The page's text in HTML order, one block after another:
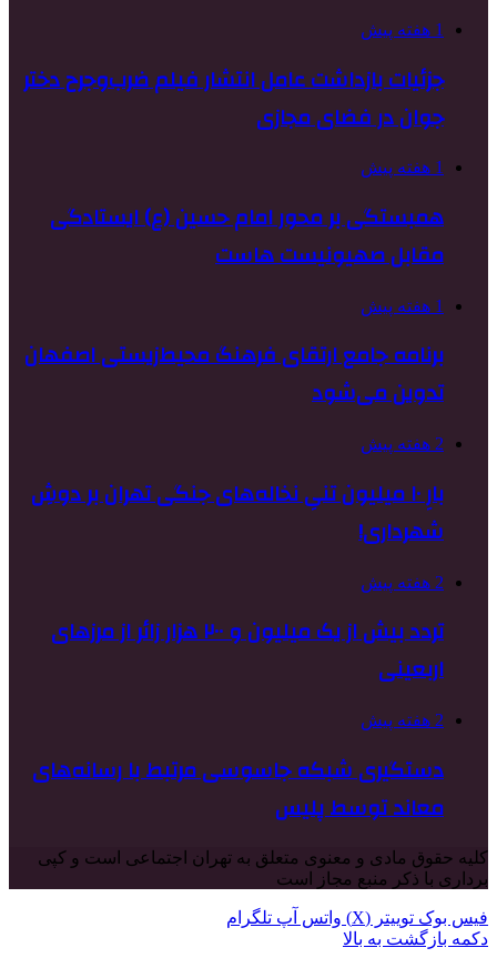
1 هفته پیش
جزئیات بازداشت عامل انتشار فیلم ضرب‌وجرح دختر
جوان در فضای مجازی
1 هفته پیش
همبستگی بر محور امام حسین (ع) ایستادگی
مقابل صهیونیست هاست
1 هفته پیش
برنامه جامع ارتقای فرهنگ محیط‌زیستی اصفهان
تدوین می‌شود
2 هفته پیش
بارِ ۱۰ میلیون تنیِ نخاله‌های جنگی تهران بر دوشِ
شهرداری!
2 هفته پیش
تردد بیش از یک میلیون و ۲۰۰ هزار زائر از مرزهای
اربعینی
2 هفته پیش
دستگیری شبکه جاسوسی مرتبط با رسانه‌های
معاند توسط پلیس
کلیه حقوق مادی و معنوی متعلق به تهران اجتماعی است و کپی
برداری با ذکر منبع مجاز است
فیس بوک توییتر (X) واتس آپ تلگرام
دکمه بازگشت به بالا